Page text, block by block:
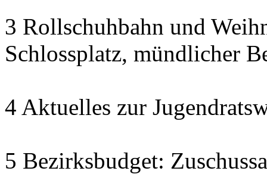
3 Rollschuhbahn und
Schlossplatz, mündlicher
4 Aktuelles zur
5 Bezirksbudget: